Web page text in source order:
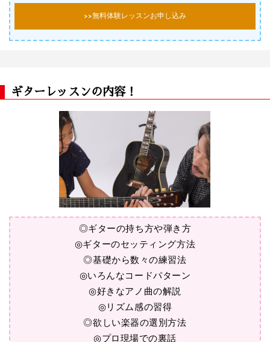
>>無料体験レッスンお申し込み
ギターレッスンの内容！
◎ギターの持ち方や弾き方
◎ギターのセッティング方法
◎基礎から数々の練習法
◎いろんなコードパターン
◎好きなアノ曲の解説
◎リズム感の習得
◎欲しい楽器の選別方法
◎プロ現場での裏話